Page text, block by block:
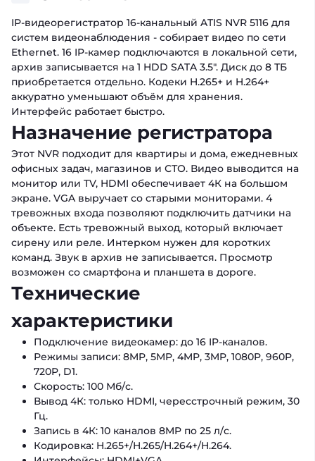
IP-видеорегистратор 16-канальный ATIS NVR 5116 для
систем видеонаблюдения - собирает видео по сети
Ethernet. 16 IP-камер подключаются в локальной сети,
архив записывается на 1 HDD SATA 3.5". Диск до 8 ТБ
приобретается отдельно. Кодеки H.265+ и H.264+
аккуратно уменьшают объём для хранения.
Интерфейс работает быстро.
Назначение регистратора
Этот NVR подходит для квартиры и дома, ежедневных
офисных задач, магазинов и СТО. Видео выводится на
монитор или TV, HDMI обеспечивает 4К на большом
экране. VGA выручает со старыми мониторами. 4
тревожных входа позволяют подключить датчики на
объекте. Есть тревожный выход, который включает
сирену или реле. Интерком нужен для коротких
команд. Звук в архив не записывается. Просмотр
возможен со смартфона и планшета в дороге.
Технические
характеристики
Подключение видеокамер: до 16 IP-каналов.
Режимы записи: 8MP, 5MP, 4MP, 3MP, 1080P, 960P,
720P, D1.
Скорость: 100 Мб/с.
Вывод 4К: только HDMI, чересстрочный режим, 30
Гц.
Запись в 4К: 10 каналов 8MP по 25 л/с.
Кодировка: H.265+/H.265/H.264+/H.264.